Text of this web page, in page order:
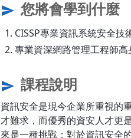
send 您將會學到什麼
CISSP專業資訊系統安全技
專業資深網路管理工程師高
send 課程說明
資訊安全是現今企業所重視的
才難求，而優秀的資安人才更
來是一種挑戰；對於資訊安全